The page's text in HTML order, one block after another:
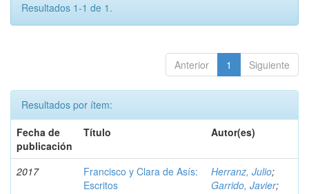
Resultados 1-1 de 1.
Anterior 1 Siguiente
Resultados por ítem:
Fecha de
publicación
Título Autor(es)
2017
Francisco y Clara de Asís:
Escritos
Herranz, Julio;
Garrido, Javier;